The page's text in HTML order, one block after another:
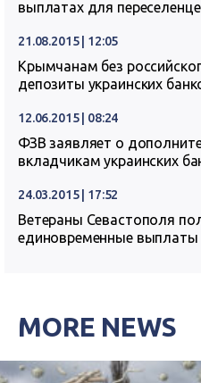
выплатах для
21.08.2015 | 12:05
Крымчанам без
депозиты украинских
12.06.2015 | 08:24
ФЗВ заявляет о
вкладчикам украинских
24.03.2015 | 17:52
Ветераны Севастополя
единовременные выплаты
MORE NEWS